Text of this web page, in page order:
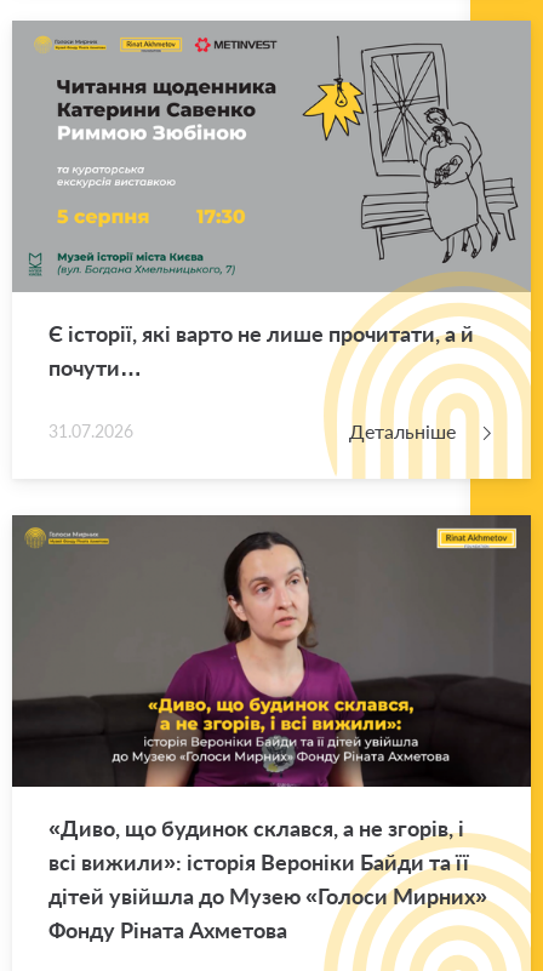
Є істо­рії, які варто не лише про­чи­та­ти, а й
по­чу­ти…
31.07.2026 Детальніше
«Диво, що бу­ди­нок склав­ся, а не зго­рів, і
всі ви­жи­ли»: істо­рія Ве­ро­ні­ки Байди та її
дітей уві­йшла до Музею «Го­ло­си Мир­них»
Фонду Рі­на­та Ахме­то­ва